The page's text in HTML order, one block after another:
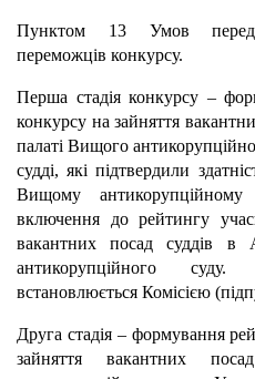
Пунктом 13 Умов
переможців конкурсу.
Перша стадія конкурсу –
конкурсу на зайняття
палаті Вищого
судді, які підтвердили
Вищому
включення до рейтингу
вакантних посад суддів в
антикорупційного
встановлюється Комісією
Друга стадія – формування
зайняття вакантних